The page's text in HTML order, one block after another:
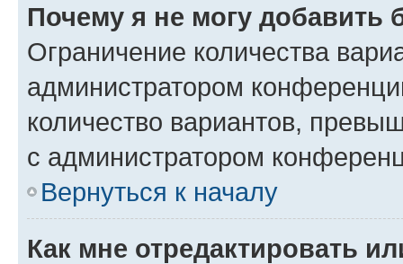
Почему я не могу добавить
Ограничение количества
администратором
количество вариантов,
с администратором
Вернуться к началу
Как мне отредактировать